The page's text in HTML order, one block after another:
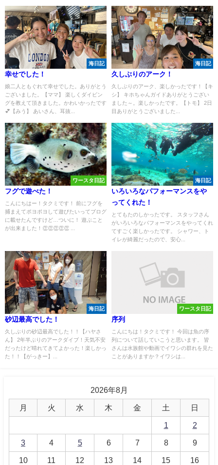
海日記
幸せでした！
娘二人ともぐれて幸せでした。ありがとう
ございました。【ママ】 楽しくダイビン
グを教えて頂きました。かわいかったです
💕【みう】 あいさん、耳抜...
海日記
久しぶりのアーク！
久しぶりのアーク、楽しかったです！【キ
シ】 キホちゃんガイドありがとうござい
ました～。楽しかったです。【トモ】 2日
目ありがとうございました...
ワースタ日記
フグで遊べた！
こんにちはー！タクミです！ 前にフグを
捕まえてポヨポヨして遊びたいってブログ
に載せたんですけど…ついに！ 遊ぶこと
が出来ました！👏👏👏👏👏 ...
海日記
いろいろなパフォーマンスをや
ってくれた！
とてもたのしかったです。 スタッフさん
がいろいろなパフォーマンスをやってくれ
てすごく楽しかったです。 シャワー、ト
イレが綺麗だったので、安心...
海日記
砂辺最高でした！
久しぶりの砂辺最高でした！！【ハヤさ
ん】 2年半ぶりのアークダイブ！天気不安
だったけど晴れてきてよかった！楽しかっ
た！！【がっきー】...
ワースタ日記
序列
こんにちは！タクミです！ 今回は魚の序
列について話していこうと思います。 皆
さんは水族館や動画でイワシの群れを見た
ことがありますか？イワシは...
2026年8月
月 火 水 木 金 土 日
1 2
3 4 5 6 7 8 9
10 11 12 13 14 15 16